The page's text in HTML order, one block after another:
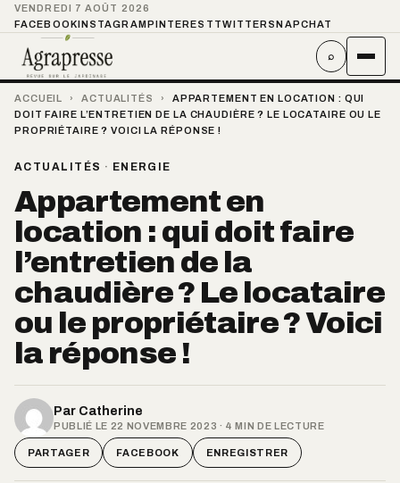
VENDREDI 7 AOÛT 2026
FACEBOOKINSTAGRAMPINTEREST TWITTER SNAPCHAT
⌕
ACCUEIL › ACTUALITÉS ›
APPARTEMENT EN LOCATION : QUI
DOIT FAIRE L’ENTRETIEN DE LA CHAUDIÈRE ? LE LOCATAIRE OU LE
PROPRIÉTAIRE ? VOICI LA RÉPONSE !
ACTUALITÉS · ENERGIE
Appartement en
location : qui doit faire
l’entretien de la
chaudière ? Le locataire
ou le propriétaire ? Voici
la réponse !
Par Catherine
PUBLIÉ LE 22 NOVEMBRE 2023 · 4 MIN DE LECTURE
PARTAGER FACEBOOK ENREGISTRER